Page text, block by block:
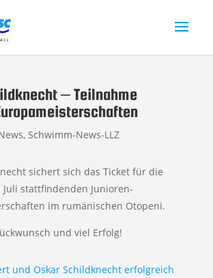
– Teilnahme
, Schwimm-News-LLZ
sichert sich das Ticket für die
Juli stattfindenden Junioren-
im rumänischen Otopeni.
und viel Erfolg!
und Oskar Schildknecht erfolgreich